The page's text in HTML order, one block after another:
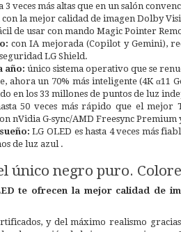
3 veces más altas que en un salón
con la mejor calidad de imagen Dolby
de usar con mando Magic Pointer
con IA mejorada (Copilot y Gemini),
LG Shield.
año: único sistema operativo que se
ahora un 70% más inteligente (4K
en los 33 millones de puntos de luz
50 veces más rápido que el mejor
nVidia G-sync/AMD Freesync Premium
LG OLED es hasta 4 veces más
de luz azul .
único negro puro.
te ofrecen la mejor calidad de
y del máximo realismo